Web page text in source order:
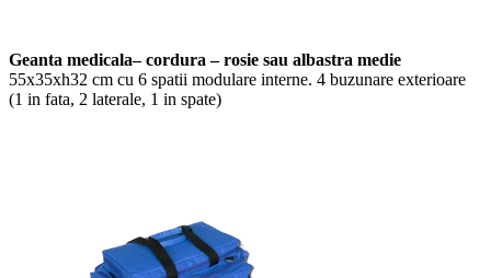
Geanta medicala– cordura – rosie sau albastra medie
55x35xh32 cm cu 6 spatii modulare interne. 4 buzunare exterioare
(1 in fata, 2 laterale, 1 in spate)